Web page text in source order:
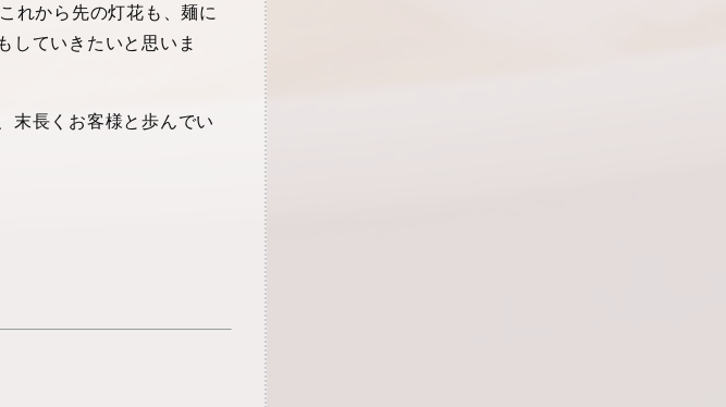
れから先の灯花も、麺に
していきたいと思いま
末長くお客様と歩んでい